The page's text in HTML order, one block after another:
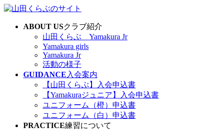
コ
ナ
ABOUT USクラブ紹介
山田くらぶ Yamakura Jr
Yamakura girls
Yamakura Jr
活動の様子
GUIDANCE 入会案内
【山田くらぶ】入会申込書
【Yamakuraジュニア】入会申込書
ユニフォーム（橙）申込書
ユニフォーム（白）申込書
PRACTICE練習について